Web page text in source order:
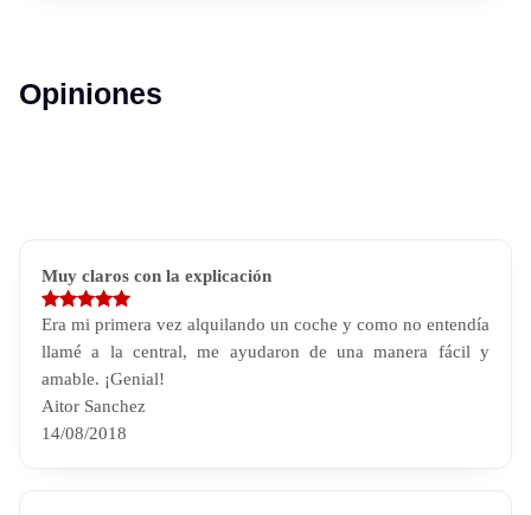
Opiniones
Muy claros con la explicación
Era mi primera vez alquilando un coche y como no entendía
llamé a la central, me ayudaron de una manera fácil y
amable. ¡Genial!
Aitor Sanchez
14/08/2018